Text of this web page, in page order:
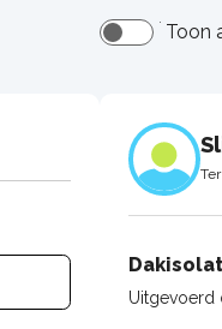
Toon
Uitgevoerd